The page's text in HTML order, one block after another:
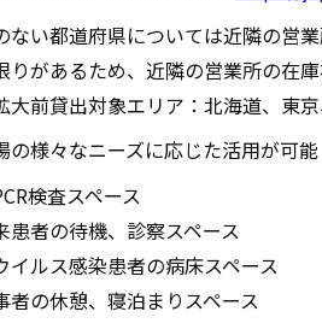
い都道府県については近隣の営
があるため、近隣の営業所の在
前貸出対象エリア：北海道、東
様々なニーズに応じた活用が可能
検査スペース
患者の待機、診察スペース
イルス感染患者の病床スペース
者の休憩、寝泊まりスペース